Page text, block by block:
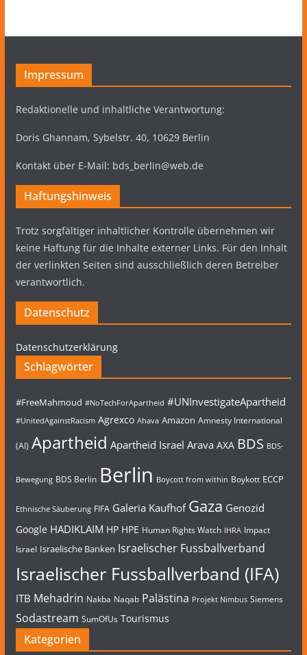
Impressum
Redaktionelle und inhaltliche Verantwortung:
Doris Ghannam, Sybelstr. 40, 10629 Berlin
Kontakt über E-Mail: bds_berlin@web.de
Haftungshinweis
Trotz sorgfältiger inhaltlicher Kontrolle übernehmen wir
keine Haftung für die Inhalte externer Links. Für den Inhalt
der verlinkten Seiten sind ausschließlich deren Betreiber
verantwortlich.
Datenschutz
Datenschutzerklärung
Schlagwörter
#FreeMahmoud #NoTechForApartheid #UNInvestigateApartheid
#UnitedAgainstRacism Agrexco Ahava Amazon Amnesty International
(AI) Apartheid Apartheid Israel Arava AXA BDS BDS-
Bewegung BDS Berlin Berlin Boycott from within Boykott ECCP
Ethnische Säuberung FIFA Galeria Kaufhof Gaza Genozid
Google HADIKLAIM HP HPE Human Rights Watch IHRA Impact
Israel Israelische Banken Israelischer Fussballverband
Israelischer Fussballverband (IFA)
ITB Mehadrin Nakba Naqab Palästina Projekt Nimbus Siemens
Sodastream SumOfUs Tourismus
Kategorien